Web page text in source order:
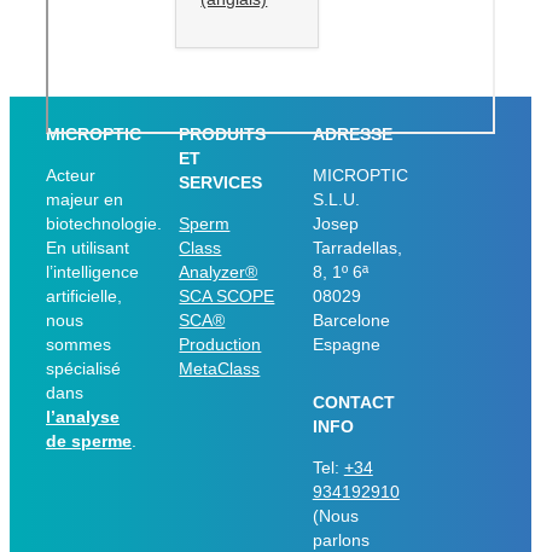
MICROPTIC
Acteur
majeur en
biotechnologie.
En utilisant
l’intelligence
artificielle,
nous
sommes
spécialisé
dans
l’analyse
de sperme
PRODUITS
ET
SERVICES
Sperm
Class
Analyzer®
SCA SCOPE
SCA®
Production
MetaClass
ADRESSE
MICROPTIC
S.L.U.
Josep
Tarradellas,
8, 1º 6ª
08029
Barcelone
Espagne
CONTACT
INFO
Tel: +34
934192910
(Nous
parlons